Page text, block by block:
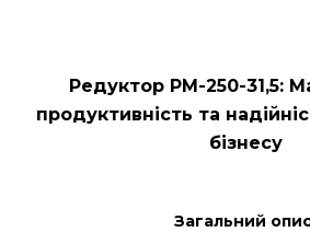
Редуктор РМ-250-31,5:
продуктивність та
бізнесу
Загальний